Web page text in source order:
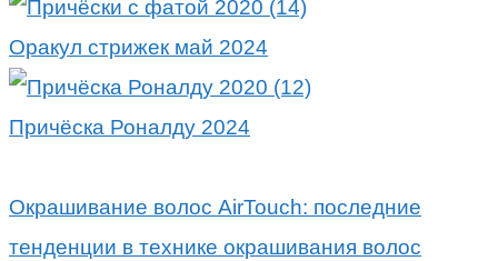
Оракул стрижек май 2024
Причёска Роналду 2024
Окрашивание волос AirTouch: последние
тенденции в технике окрашивания волос